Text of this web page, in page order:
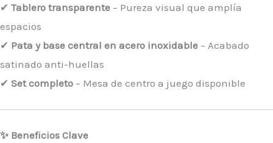
✔ Tablero transparente – Pureza visual que amplía
espacios
✔ Pata y base central en acero inoxidable – Acabado
satinado anti-huellas
✔ Set completo – Mesa de centro a juego disponible
✨ Beneficios Clave